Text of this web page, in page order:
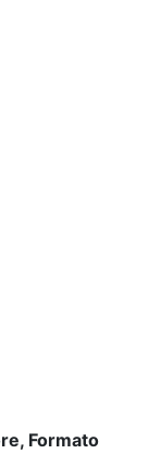
Formato